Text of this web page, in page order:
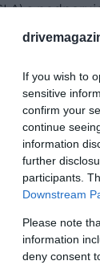
If you wish to
sensitive
confirm your
continue
information
further
participants.
Downstream
Please note
information
deny consent
a
v
Naopak,
noc